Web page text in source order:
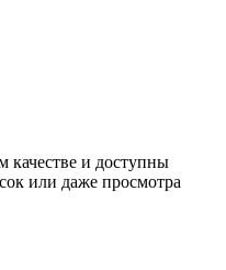
качестве и доступны
или даже просмотра